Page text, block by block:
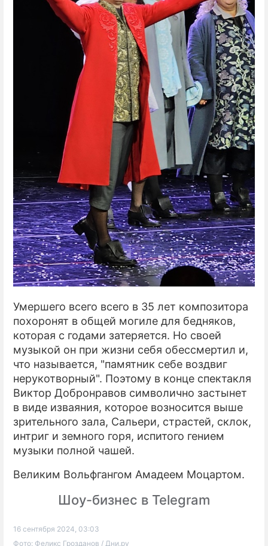
Умершего всего всего в 35 лет композитора
похоронят в общей могиле для бедняков,
которая с годами затеряется. Но своей
музыкой он при жизни себя обессмертил и,
что называется, "памятник себе воздвиг
нерукотворный". Поэтому в конце спектакля
Виктор Добронравов символично застынет
в виде изваяния, которое возносится выше
зрительного зала, Сальери, страстей, склок,
интриг и земного горя, испитого гением
музыки полной чашей.
Великим Вольфгангом Амадеем Моцартом.
Шоу-бизнес в Telegram
16 сентября 2024, 03:03
Фото: Феликс Грозданов / Дни.ру